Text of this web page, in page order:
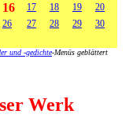
16 17 18 19
20
26 27 28 29
30
und -gedichte-Menüs geblättert
Werk